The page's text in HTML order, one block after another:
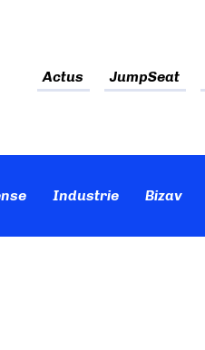
Actus JumpSeat
Industrie Bizav